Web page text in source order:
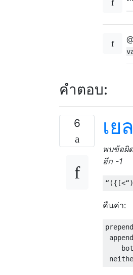
—
คำตอบ:
6 เย
พบข้อผิ
อีก -1
คืนค่า: